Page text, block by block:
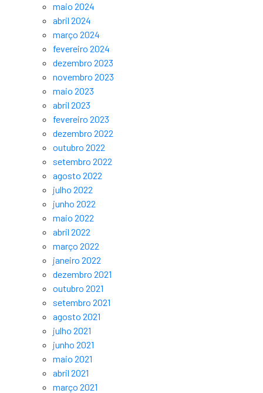
maio 2024
abril 2024
março 2024
fevereiro 2024
dezembro 2023
novembro 2023
maio 2023
abril 2023
fevereiro 2023
dezembro 2022
outubro 2022
setembro 2022
agosto 2022
julho 2022
junho 2022
maio 2022
abril 2022
março 2022
janeiro 2022
dezembro 2021
outubro 2021
setembro 2021
agosto 2021
julho 2021
junho 2021
maio 2021
abril 2021
março 2021